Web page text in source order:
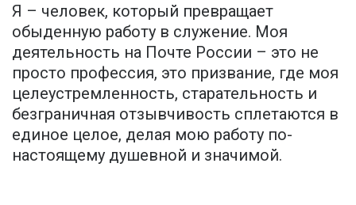
Я – человек, который превращает
обыденную работу в служение. Моя
деятельность на Почте России – это не
просто профессия, это призвание, где моя
целеустремленность, старательность и
безграничная отзывчивость сплетаются в
единое целое, делая мою работу по-
настоящему душевной и значимой.